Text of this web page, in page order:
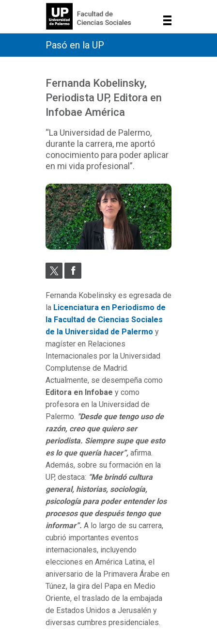
Pasó en la UP
Fernanda Kobelinsky,
Periodista UP, Editora en
Infobae América
“La Universidad de Palermo,
durante la carrera, me aportó
conocimiento para poder aplicar
en mi vida profesional”.
Fernanda Kobelinsky es egresada de
la Licenciatura en Periodismo de
la Facultad de Ciencias Sociales
de la Universidad de Palermo y
magíster en Relaciones
Internacionales por la Universidad
Complutense de Madrid.
Actualmente, se desempeña como
Editora en Infobae y como
profesora en la Universidad de
Palermo. "Desde que tengo uso de
razón, creo que quiero ser
periodista. Siempre supe que esto
es lo que quería hacer”, afirma.
Además, sobre su formación en la
UP, destaca: “Me brindó cultura
general, historias, sociología,
psicología para poder entender los
procesos que después tengo que
informar”. A lo largo de su carrera,
cubrió importantes eventos
internacionales, incluyendo
elecciones en América Latina, el
aniversario de la Primavera Árabe en
Túnez, la gira del Papa en Medio
Oriente, el traslado de la embajada
de Estados Unidos a Jerusalén y
diversas cumbres presidenciales.